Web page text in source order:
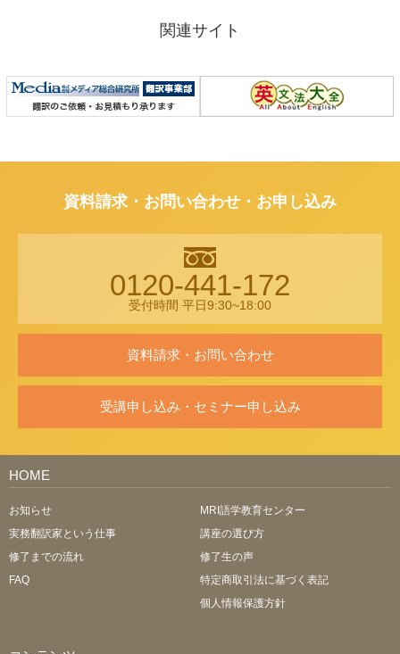
関連サイト
資料請求・お問い合わせ・お申し込み
0120-441-172
受付時間 平日9:30~18:00
資料請求・お問い合わせ
受講申し込み・セミナー申し込み
HOME
お知らせ
MRI語学教育センター
実務翻訳家という仕事
講座の選び方
修了までの流れ
修了生の声
FAQ
特定商取引法に基づく表記
個人情報保護方針